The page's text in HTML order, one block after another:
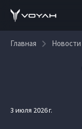
Главная Новости
3 июля 2026 г.